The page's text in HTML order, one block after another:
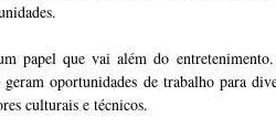
papel que vai além do
oportunidades de trabalho para
culturais e técnicos.